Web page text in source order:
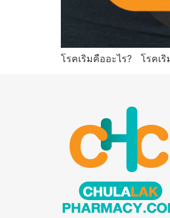
โรคเริมคืออะไร? โรคเ